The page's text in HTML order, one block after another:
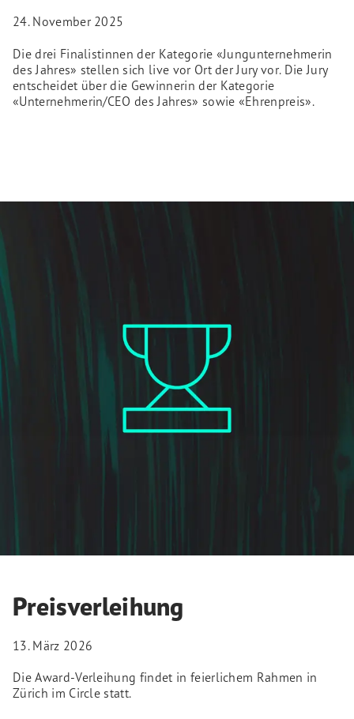
24. November 2025
Die drei Finalistinnen der Kategorie «Jungunternehmerin
des Jahres» stellen sich live vor Ort der Jury vor. Die Jury
entscheidet über die Gewinnerin der Kategorie
«Unternehmerin/CEO des Jahres» sowie «Ehrenpreis».
Preisverleihung
13. März 2026
Die Award-Verleihung findet in feierlichem Rahmen in
Zürich im Circle statt.